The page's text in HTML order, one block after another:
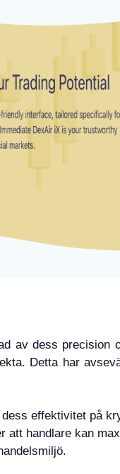
av dess precision
Detta har
effektivitet på
att handlare kan